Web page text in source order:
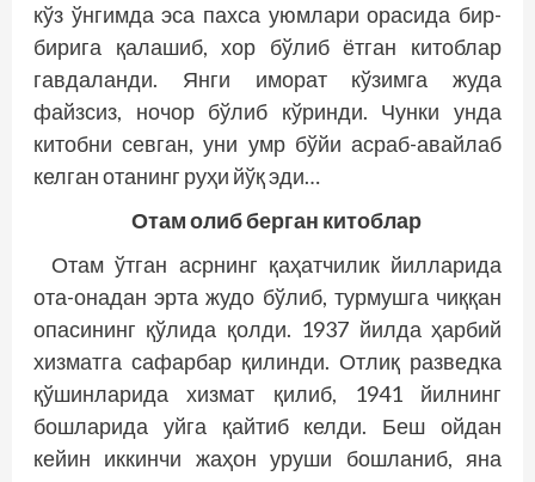
кўз ўнгимда эса пахса уюмлари орасида бир-
бирига қалашиб, хор бўлиб ётган китоблар
гавдаланди. Янги иморат кўзимга жуда
файзсиз, ночор бўлиб кўринди. Чунки унда
китобни севган, уни умр бўйи асраб-авайлаб
келган отанинг руҳи йўқ эди…
Отам олиб берган китоблар
Отам ўтган асрнинг қаҳатчилик йилларида
ота-онадан эрта жудо бўлиб, турмушга чиққан
опасининг қўлида қолди. 1937 йилда ҳарбий
хизматга сафарбар қилинди. Отлиқ разведка
қўшинларида хизмат қилиб, 1941 йилнинг
бошларида уйга қайтиб келди. Беш ойдан
кейин иккинчи жаҳон уруши бошланиб, яна